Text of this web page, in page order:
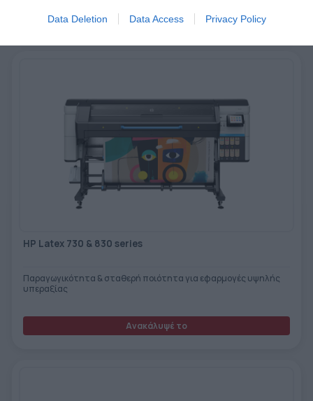
Data Deletion Data Access Privacy Policy
Ανακάλυψέ το
HP Latex 730 & 830 series
Παραγωγικότητα & σταθερή ποιότητα για εφαρμογές υψηλής
υπεραξίας
Ανακάλυψέ το